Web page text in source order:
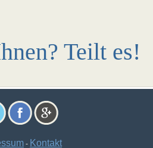
Teilt es!
- Kontakt